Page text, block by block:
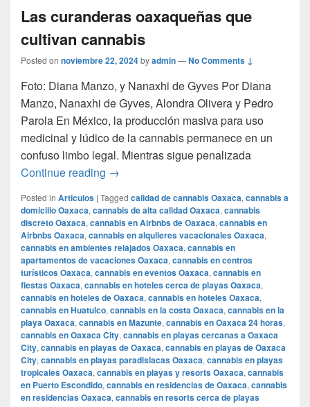
Las curanderas oaxaqueñas que
cultivan cannabis
Posted on noviembre 22, 2024byadmin—No Comments ↓
Foto: Diana Manzo, y Nanaxhi de Gyves Por Diana
Manzo, Nanaxhi de Gyves, Alondra Olivera y Pedro
Parola En México, la producción masiva para uso
medicinal y lúdico de la cannabis permanece en un
confuso limbo legal. Mientras sigue penalizada
Continue reading Las curanderas oaxaqueñas que
→
Posted in Articulos | Tagged calidad de cannabis Oaxaca, cannabis a
domicilio Oaxaca, cannabis de alta calidad Oaxaca, cannabis
discreto Oaxaca, cannabis en Airbnbs de Oaxaca, cannabis en
Airbnbs Oaxaca, cannabis en alquileres vacacionales Oaxaca,
cannabis en ambientes relajados Oaxaca, cannabis en
apartamentos de vacaciones Oaxaca, cannabis en centros
turísticos Oaxaca, cannabis en eventos Oaxaca, cannabis en
fiestas Oaxaca, cannabis en hoteles cerca de playas Oaxaca,
cannabis en hoteles de Oaxaca, cannabis en hoteles Oaxaca,
cannabis en Huatulco, cannabis en la costa Oaxaca, cannabis en la
playa Oaxaca, cannabis en Mazunte, cannabis en Oaxaca 24 horas,
cannabis en Oaxaca City, cannabis en playas cercanas a Oaxaca
City, cannabis en playas de Oaxaca, cannabis en playas de Oaxaca
City, cannabis en playas paradisiacas Oaxaca, cannabis en playas
tropicales Oaxaca, cannabis en playas y resorts Oaxaca, cannabis
en Puerto Escondido, cannabis en residencias de Oaxaca, cannabis
en residencias Oaxaca, cannabis en resorts cerca de playas